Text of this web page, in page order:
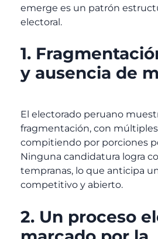
emerge es un patrón
electoral.
1.
y ausencia de
El electorado peruano
fragmentación, con
compitiendo por porciones
Ninguna candidatura logra
tempranas, lo que anticipa
competitivo y abierto.
2. Un proceso